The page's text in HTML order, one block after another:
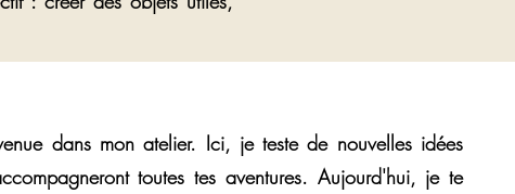
dans mon atelier. Ici, je teste de nouvelles idées
toutes tes aventures. Aujourd'hui, je te